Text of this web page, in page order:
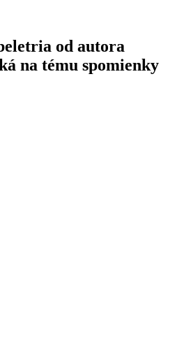
od autora
na tému spomienky